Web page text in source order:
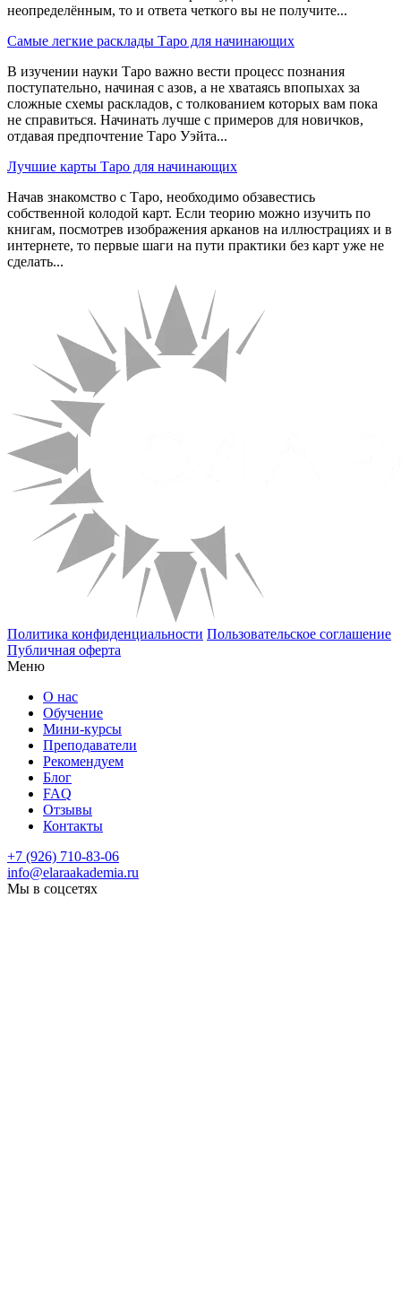
неопределённым, то и ответа четкого вы не получите...
Самые легкие расклады Таро для начинающих
В изучении науки Таро важно вести процесс познания
поступательно, начиная с азов, а не хватаясь впопыхах за
сложные схемы раскладов, с толкованием которых вам пока
не справиться. Начинать лучше с примеров для новичков,
отдавая предпочтение Таро Уэйта...
Лучшие карты Таро для начинающих
Начав знакомство с Таро, необходимо обзавестись
собственной колодой карт. Если теорию можно изучить по
книгам, посмотрев изображения арканов на иллюстрациях и в
интернете, то первые шаги на пути практики без карт уже не
сделать...
Политика конфиденциальности Пользовательское соглашение
Публичная оферта
Меню
О нас
Обучение
Мини-курсы
Преподаватели
Рекомендуем
Блог
FAQ
Отзывы
Контакты
+7 (926) 710-83-06
info@elaraakademia.ru
Мы в соцсетях